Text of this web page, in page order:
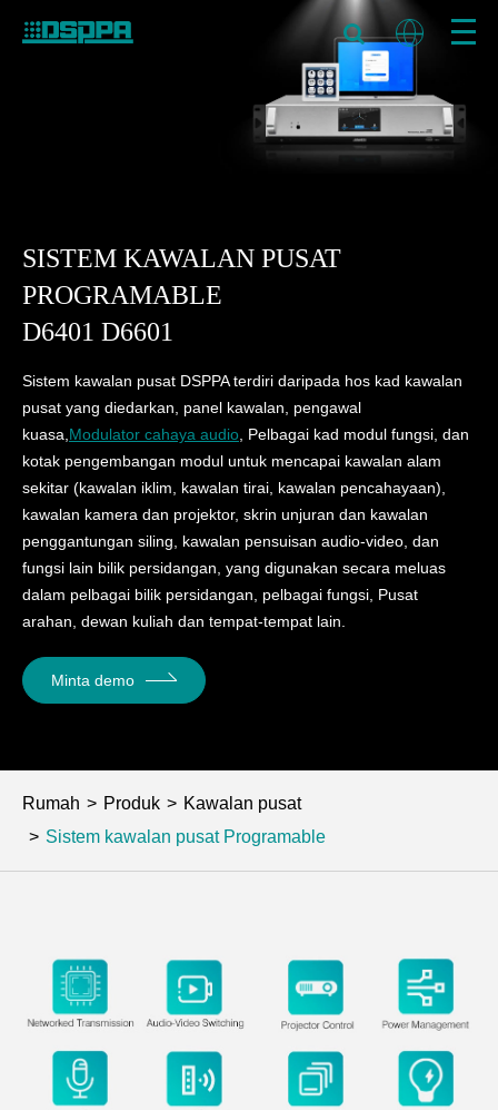
SISTEM KAWALAN PUSAT
PROGRAMABLE
D6401 D6601
Sistem kawalan pusat DSPPA terdiri daripada hos kad kawalan
pusat yang diedarkan, panel kawalan, pengawal
kuasa,Modulator cahaya audio, Pelbagai kad modul fungsi, dan
kotak pengembangan modul untuk mencapai kawalan alam
sekitar (kawalan iklim, kawalan tirai, kawalan pencahayaan),
kawalan kamera dan projektor, skrin unjuran dan kawalan
penggantungan siling, kawalan pensuisan audio-video, dan
fungsi lain bilik persidangan, yang digunakan secara meluas
dalam pelbagai bilik persidangan, pelbagai fungsi, Pusat
arahan, dewan kuliah dan tempat-tempat lain.
Minta demo
Rumah Produk
Kawalan pusat
Sistem kawalan pusat Programable